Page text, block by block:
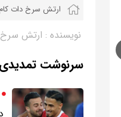
ارتش سرخ دات کام
نویسنده : ارتش
سرنوشت